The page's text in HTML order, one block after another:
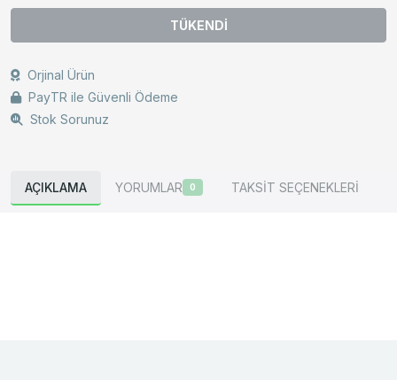
TÜKENDİ
Orjinal Ürün
PayTR ile Güvenli Ödeme
Stok Sorunuz
AÇIKLAMA YORUMLAR 0 TAKSİT SEÇENEKLERİ